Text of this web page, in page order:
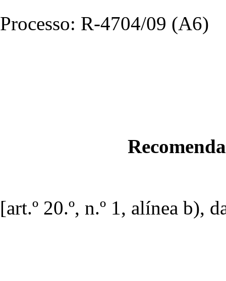
Processo: R-4704/09 (A6)
[art.º 20.º, n.º 1, alínea b),